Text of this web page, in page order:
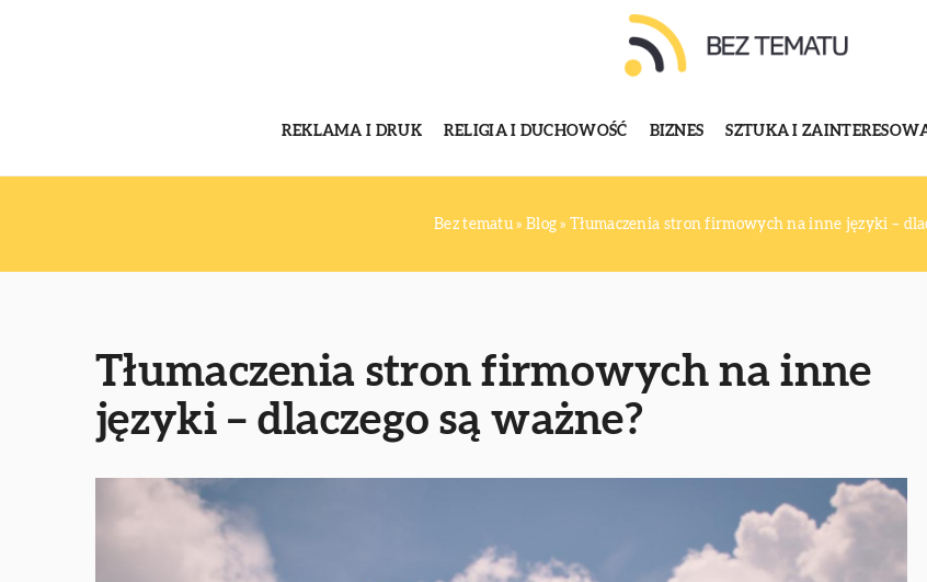
REKLAMA I DRUK RELIGIA I DUCHOWOŚĆ BIZNES SZTUKA I
Bez tematu » Blog »Tłumaczenia stron firmowych na inne języki –
Tłumaczenia stron firmowych na inne
języki – dlaczego są ważne?